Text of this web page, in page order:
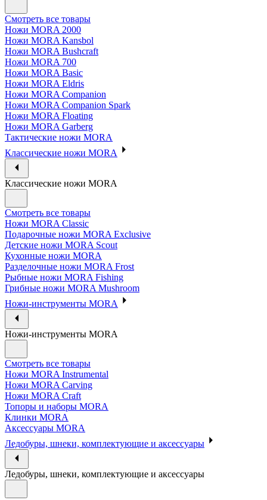
Смотреть все товары
Ножи MORA 2000
Ножи MORA Kansbol
Ножи MORA Bushcraft
Ножи MORA 700
Ножи MORA Basic
Ножи MORA Eldris
Ножи MORA Companion
Ножи MORA Companion Spark
Ножи MORA Floating
Ножи MORA Garberg
Тактические ножи MORA
Классические ножи MORA
Классические ножи MORA
Смотреть все товары
Ножи MORA Classic
Подарочные ножи MORA Exclusive
Детские ножи MORA Scout
Кухонные ножи MORA
Разделочные ножи MORA Frost
Рыбные ножи MORA Fishing
Грибные ножи MORA Mushroom
Ножи-инструменты MORA
Ножи-инструменты MORA
Смотреть все товары
Ножи MORA Instrumental
Ножи MORA Carving
Ножи MORA Craft
Топоры и наборы MORA
Клинки MORA
Аксессуары MORA
Ледобуры, шнеки, комплектующие и аксессуары
Ледобуры, шнеки, комплектующие и аксессуары